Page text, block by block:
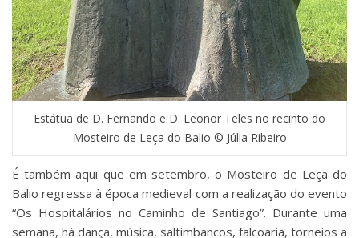
Estátua de D. Fernando e D. Leonor Teles no recinto do
Mosteiro de Leça do Balio © Júlia Ribeiro
É também aqui que em setembro, o Mosteiro de Leça do
Balio regressa à época medieval com a realização do evento
“Os Hospitalários no Caminho de Santiago”. Durante uma
semana, há dança, música, saltimbancos, falcoaria, torneios a